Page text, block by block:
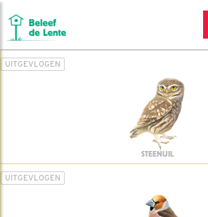
UITGEVLOGEN
STEENUIL
UITGEVLOGEN